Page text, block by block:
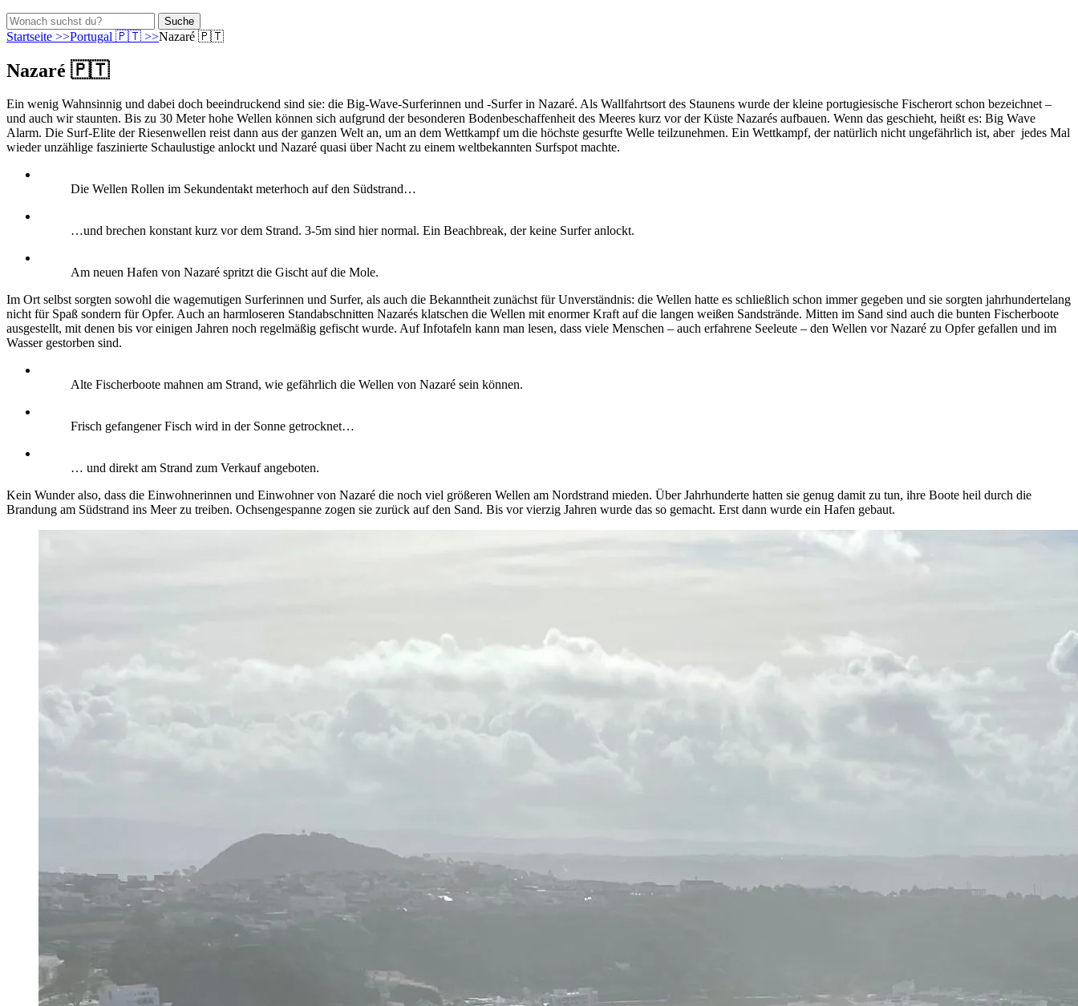
bei
der
Suche
nach:
Startseite >>Portugal 🇵🇹 >>Nazaré 🇵🇹
Nazaré 🇵🇹
Ein wenig Wahnsinnig und dabei doch beeindruckend sind sie: die Big-Wave-Surferinnen und -Surfer in Nazaré. Als Wallfahrtsort des Staunens wurde der kleine portugiesische Fischerort schon bezeichnet –
und auch wir staunten. Bis zu 30 Meter hohe Wellen können sich aufgrund der besonderen Bodenbeschaffenheit des Meeres kurz vor der Küste Nazarés aufbauen. Wenn das geschieht, heißt es: Big Wave
Alarm. Die Surf-Elite der Riesenwellen reist dann aus der ganzen Welt an, um an dem Wettkampf um die höchste gesurfte Welle teilzunehmen. Ein Wettkampf, der natürlich nicht ungefährlich ist, aber jedes Mal
wieder unzählige faszinierte Schaulustige anlockt und Nazaré quasi über Nacht zu einem weltbekannten Surfspot machte.
Die Wellen Rollen im Sekundentakt meterhoch auf den Südstrand…
…und brechen konstant kurz vor dem Strand. 3-5m sind hier normal. Ein Beachbreak, der keine Surfer anlockt.
Am neuen Hafen von Nazaré spritzt die Gischt auf die Mole.
Im Ort selbst sorgten sowohl die wagemutigen Surferinnen und Surfer, als auch die Bekanntheit zunächst für Unverständnis: die Wellen hatte es schließlich schon immer gegeben und sie sorgten jahrhundertelang
nicht für Spaß sondern für Opfer. Auch an harmloseren Standabschnitten Nazarés klatschen die Wellen mit enormer Kraft auf die langen weißen Sandstrände. Mitten im Sand sind auch die bunten Fischerboote
ausgestellt, mit denen bis vor einigen Jahren noch regelmäßig gefischt wurde. Auf Infotafeln kann man lesen, dass viele Menschen – auch erfahrene Seeleute – den Wellen vor Nazaré zu Opfer gefallen und im
Wasser gestorben sind.
Alte Fischerboote mahnen am Strand, wie gefährlich die Wellen von Nazaré sein können.
Frisch gefangener Fisch wird in der Sonne getrocknet…
… und direkt am Strand zum Verkauf angeboten.
Kein Wunder also, dass die Einwohnerinnen und Einwohner von Nazaré die noch viel größeren Wellen am Nordstrand mieden. Über Jahrhunderte hatten sie genug damit zu tun, ihre Boote heil durch die
Brandung am Südstrand ins Meer zu treiben. Ochsengespanne zogen sie zurück auf den Sand. Bis vor vierzig Jahren wurde das so gemacht. Erst dann wurde ein Hafen gebaut.